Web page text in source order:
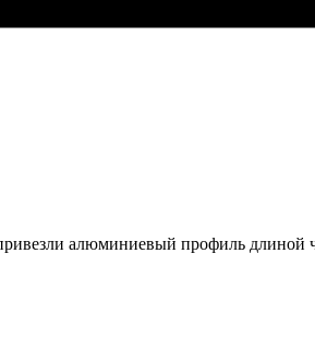
алюминиевый профиль длиной